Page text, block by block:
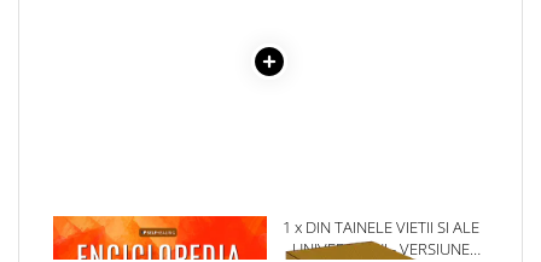
1 x ENCICLOPEDIA
CRISTALELOR
1 x DIN TAINELE VIETII SI ALE
UNIVERSULUI - VERSIUNE